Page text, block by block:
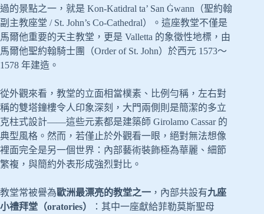
過的景點之一，就是 Kon-Katidral ta’ San Ġwann（聖約翰
副主教座堂 / St. John’s Co-Cathedral）。這座教堂不僅是
馬爾他重要的天主教堂，更是 Valletta 的象徵性地標，由
馬爾他聖約翰騎士團（Order of St. John）於西元 1573～
1578 年建造。
從外觀來看，教堂的立面相當樸素、比例勻稱，左右對
稱的雙塔鐘樓令人印象深刻，大門兩側則是簡潔的多立
克柱式設計——這些元素都是建築師 Girolamo Cassar 的
典型風格。然而，若僅止於外觀看一眼，絕對無法想像
裡面完全是另一個世界：內部藝術裝飾極為華麗、細節
繁複，與簡約外表形成強烈對比。
教堂常被譽為 歐洲最漂亮的教堂之一 ，內部共設有九座
小禮拜堂（oratories）
：其中一座獻給菲勒莫斯聖母